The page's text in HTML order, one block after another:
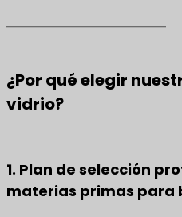
¿Por qué elegir
vidrio?
1. Plan de selección
materias primas para